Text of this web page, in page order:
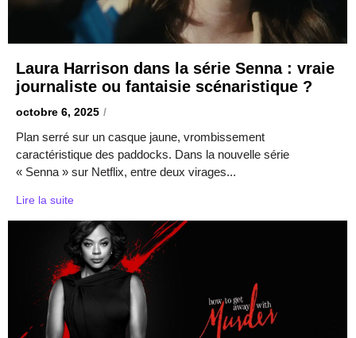
Laura Harrison dans la série Senna : vraie
journaliste ou fantaisie scénaristique ?
octobre 6, 2025 /
Plan serré sur un casque jaune, vrombissement
caractéristique des paddocks. Dans la nouvelle série
« Senna » sur Netflix, entre deux virages...
Lire la suite